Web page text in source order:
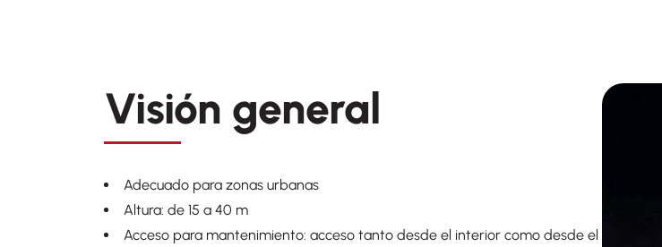
Visión general
Adecuado para zonas urbanas
Altura: de 15 a 40 m
Acceso para mantenimiento: acceso tanto desde el interior como desde el